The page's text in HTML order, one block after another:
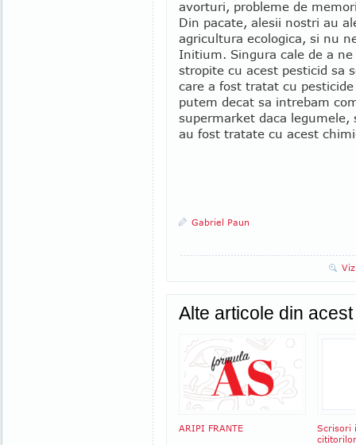
avorturi, probleme de
Din pacate, alesii nostri au
agricultura ecologica, si nu
Initium. Singura cale de a
stropite cu acest pesticid sa
care a fost tratat cu
putem decat sa intrebam
supermarket daca
au fost tratate cu acest
Gabriel Paun
Alte articole din
ARIPI FRANTE
Scrisori
cititorilor